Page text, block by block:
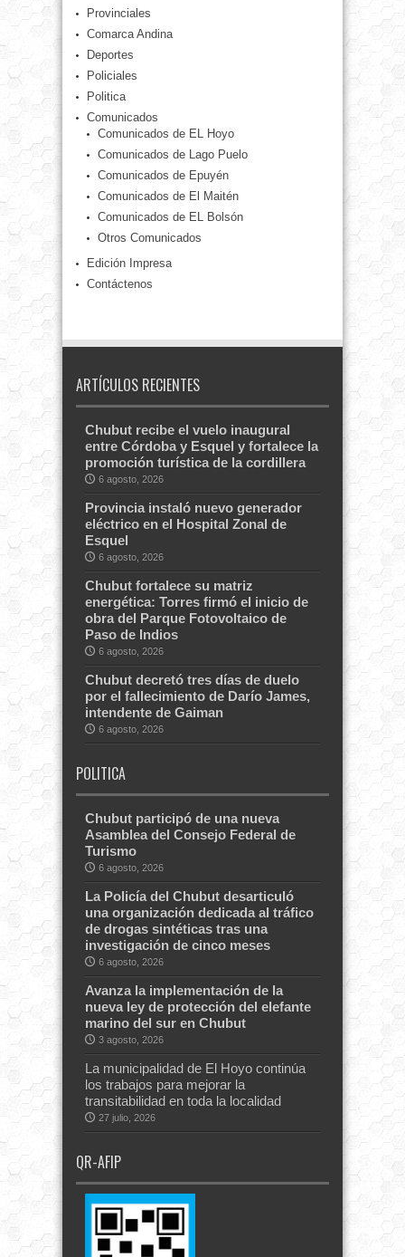
Provinciales
Comarca Andina
Deportes
Policiales
Politica
Comunicados
Comunicados de EL Hoyo
Comunicados de Lago Puelo
Comunicados de Epuyén
Comunicados de El Maitén
Comunicados de EL Bolsón
Otros Comunicados
Edición Impresa
Contáctenos
ARTÍCULOS RECIENTES
Chubut recibe el vuelo inaugural
entre Córdoba y Esquel y fortalece la
promoción turística de la cordillera
6 agosto, 2026
Provincia instaló nuevo generador
eléctrico en el Hospital Zonal de
Esquel
6 agosto, 2026
Chubut fortalece su matriz
energética: Torres firmó el inicio de
obra del Parque Fotovoltaico de
Paso de Indios
6 agosto, 2026
Chubut decretó tres días de duelo
por el fallecimiento de Darío James,
intendente de Gaiman
6 agosto, 2026
POLITICA
Chubut participó de una nueva
Asamblea del Consejo Federal de
Turismo
6 agosto, 2026
La Policía del Chubut desarticuló
una organización dedicada al tráfico
de drogas sintéticas tras una
investigación de cinco meses
6 agosto, 2026
Avanza la implementación de la
nueva ley de protección del elefante
marino del sur en Chubut
3 agosto, 2026
La municipalidad de El Hoyo continúa
los trabajos para mejorar la
transitabilidad en toda la localidad
27 julio, 2026
QR-AFIP